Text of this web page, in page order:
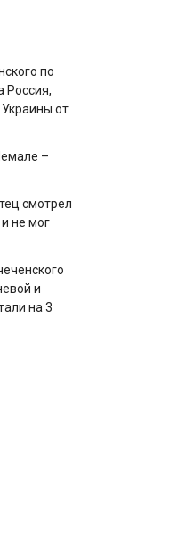
по
Россия,
от
–
смотрел
не мог
и
на 3
мозг